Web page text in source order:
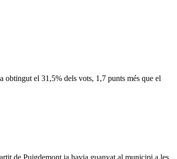
obtingut el 31,5% dels vots, 1,7 punts més que el
de Puigdemont ja havia guanyat al municipi a les